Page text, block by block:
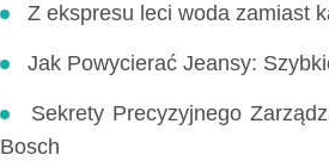
Z ekspresu leci woda zamiast
Jak Powycierać Jeansy:
Sekrety Precyzyjnego
Bosch